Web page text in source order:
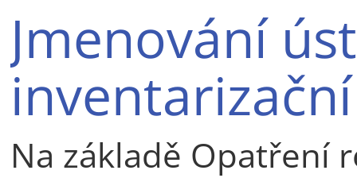
Jmenování
Na základě Opatření